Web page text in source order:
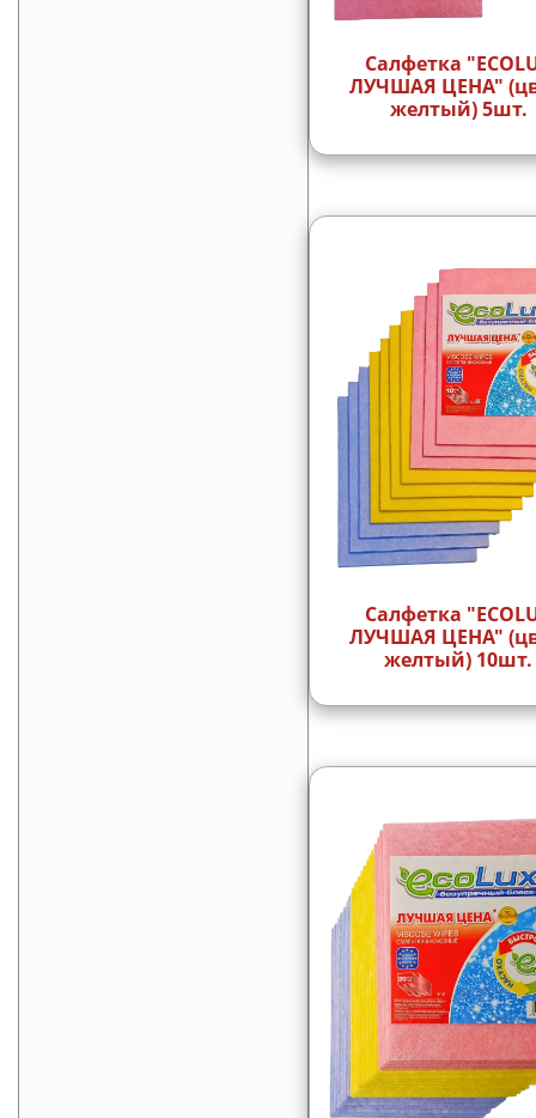
Салфетка
ЛУЧШАЯ ЦЕНА"
желтый) 5шт.
Салфетка
ЛУЧШАЯ ЦЕНА"
желтый) 10шт.